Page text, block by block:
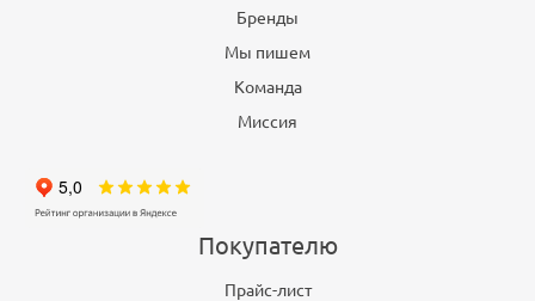
Бренды
Мы пишем
Команда
Миссия
Покупателю
Прайс-лист